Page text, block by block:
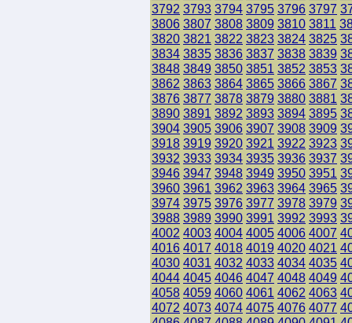
3792 3793 3794 3795 3796 3797
3806 3807 3808 3809 3810 3811
3820 3821 3822 3823 3824 3825
3834 3835 3836 3837 3838 3839
3848 3849 3850 3851 3852 3853
3862 3863 3864 3865 3866 3867
3876 3877 3878 3879 3880 3881
3890 3891 3892 3893 3894 3895
3904 3905 3906 3907 3908 3909
3918 3919 3920 3921 3922 3923
3932 3933 3934 3935 3936 3937
3946 3947 3948 3949 3950 3951
3960 3961 3962 3963 3964 3965
3974 3975 3976 3977 3978 3979
3988 3989 3990 3991 3992 3993
4002 4003 4004 4005 4006 4007
4016 4017 4018 4019 4020 4021
4030 4031 4032 4033 4034 4035
4044 4045 4046 4047 4048 4049
4058 4059 4060 4061 4062 4063
4072 4073 4074 4075 4076 4077